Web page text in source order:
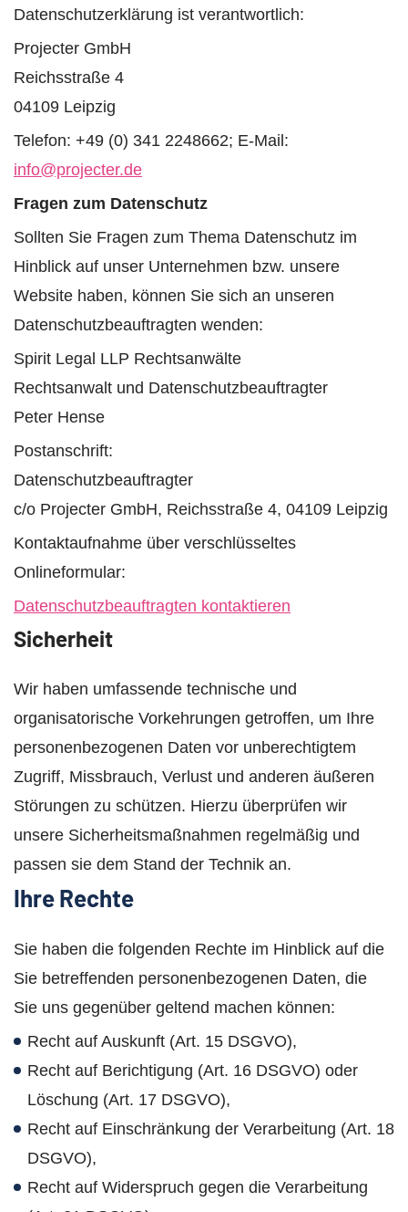
Datenschutzerklärung ist verantwortlich:
Projecter GmbH
Reichsstraße 4
04109 Leipzig
Telefon: +49 (0) 341 2248662; E-Mail:
info@projecter.de
Fragen zum Datenschutz
Sollten Sie Fragen zum Thema Datenschutz im
Hinblick auf unser Unternehmen bzw. unsere
Website haben, können Sie sich an unseren
Datenschutzbeauftragten wenden:
Spirit Legal LLP Rechtsanwälte
Rechtsanwalt und Datenschutzbeauftragter
Peter Hense
Postanschrift:
Datenschutzbeauftragter
c/o Projecter GmbH, Reichsstraße 4, 04109 Leipzig
Kontaktaufnahme über verschlüsseltes
Onlineformular:
Datenschutzbeauftragten kontaktieren
Sicherheit
Wir haben umfassende technische und
organisatorische Vorkehrungen getroffen, um Ihre
personenbezogenen Daten vor unberechtigtem
Zugriff, Missbrauch, Verlust und anderen äußeren
Störungen zu schützen. Hierzu überprüfen wir
unsere Sicherheitsmaßnahmen regelmäßig und
passen sie dem Stand der Technik an.
Ihre Rechte
Sie haben die folgenden Rechte im Hinblick auf die
Sie betreffenden personenbezogenen Daten, die
Sie uns gegenüber geltend machen können:
Recht auf Auskunft (Art. 15 DSGVO),
Recht auf Berichtigung (Art. 16 DSGVO) oder
Löschung (Art. 17 DSGVO),
Recht auf Einschränkung der Verarbeitung (Art. 18
DSGVO),
Recht auf Widerspruch gegen die Verarbeitung